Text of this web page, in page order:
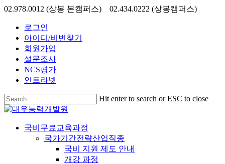
Skip
main
content
02.978.0012 (상봉 본캠퍼스) 02.434.0222 (상봉캠퍼스)
로그인
아이디/비번찾기
회원가입
설문조사
NCS평가
인트라넷
Hit enter to search or ESC to close
Close
search
Menu
국비무료교육과정
국가기간전략산업직종
국비 지원 제도 안내
개강 과정